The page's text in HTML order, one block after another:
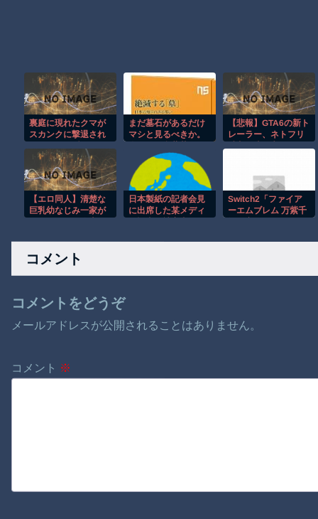
裏庭に現れたクマが
スカンクに撃退され
まだ墓石があるだけ
マシと見るべきか。
【悲報】GTA6の新ト
レーラー、ネトフリ
【エロ同人】清楚な
巨乳幼なじみ一家が
た！2
日本製紙の記者会見
に出席した某メディ
出そうとしてしま
Switch2「ファイア
ーエムブレム 万紫千
ｼﾞ馬鹿食いで容量圧
コメント
コメントをどうぞ
メールアドレスが公開されることはありません。
コメント ※